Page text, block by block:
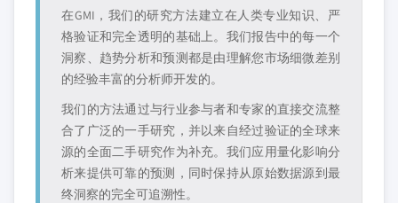
在GMI，我们的研究方法建立在人类专业知识、严
格验证和完全透明的基础上。我们报告中的每一个
洞察、趋势分析和预测都是由理解您市场细微差别
的经验丰富的分析师开发的。
我们的方法通过与行业参与者和专家的直接交流整
合了广泛的一手研究，并以来自经过验证的全球来
源的全面二手研究作为补充。我们应用量化影响分
析来提供可靠的预测，同时保持从原始数据源到最
终洞察的完全可追溯性。